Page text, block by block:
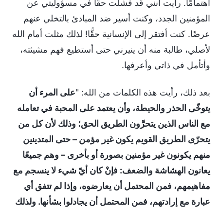
اهتمامًا. رأيت أنني قد فشلت حقًّا في مسؤوليتي عن
المؤمنين الجدد، وكنت أسير ضد المبادئ بالتخلي عنهم
عرضًا. كنت أفتقر إلى الإنسانية حقًّا! لذلك مثلت أمام الله
لأصلي، طالبة منه أن ينيرني حتى أستطيع فهم مشيئته،
وأتأمل في ذاتي وأعرفها.
بعد ذلك، رأيت هذه الكلمات من الله: "على المرء أن
يتوخّى الحذر والحيطة، وأن يعتمد على المحبة في تعامله
مع الناس الذين يتحرَّون الطريق الحق؛ وذلك لأن كل من
يتحرّى الطريق القويم يكون غير مؤمن – حتى المتدينين
منهم يكونون غير مؤمنين بصورة أو بأخرى – وهم جميعًا
يعانون الهشاشة والضعف: فإنْ كان أيّ شيء لا ينسجم مع
مفاهيمهم، فمن المحتمل أن يعارضوه، وإذا لم تتفق أي
عبارة مع إرادتهم، فمن المحتمل أن يجادلوا بشأنها. ولذلك